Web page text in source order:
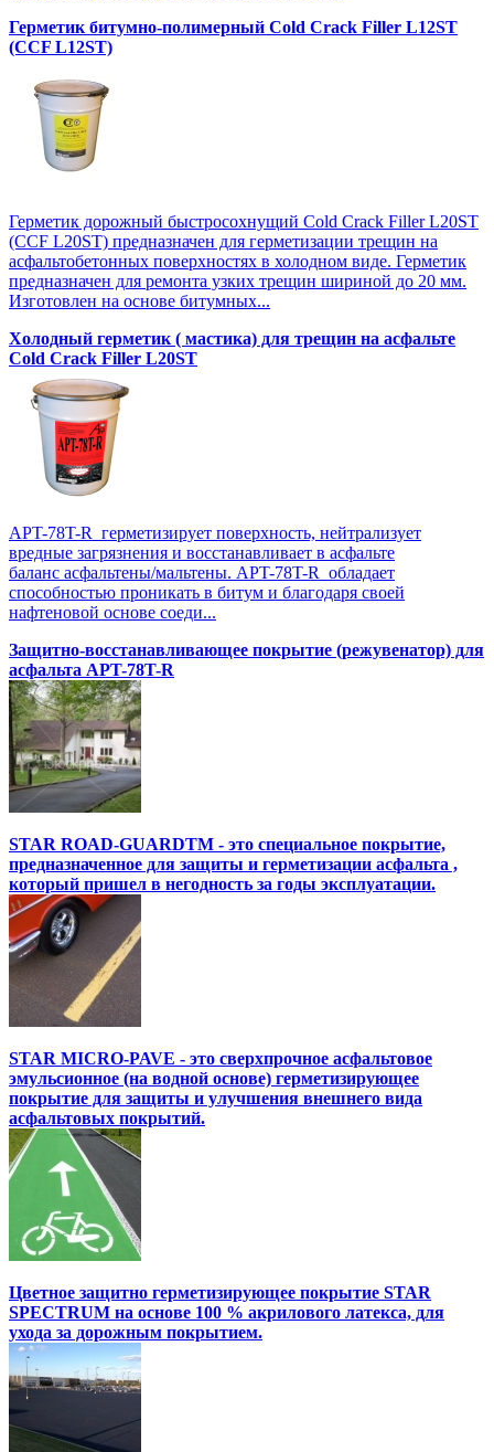
Герметик битумно-полимерный Cold Crack Filler L12SТ
(CCF L12SТ)
Герметик дорожный быстросохнущий Cold Crack Filler L20SТ
(CCF L20SТ) предназначен для герметизации трещин на
асфальтобетонных поверхностях в холодном виде. Герметик
предназначен для ремонта узких трещин шириной до 20 мм.
Изготовлен на основе битумных...
Холодный герметик ( мастика) для трещин на асфальте
Cold Crack Filler L20SТ
APT-78T-R герметизирует поверхность, нейтрализует
вредные загрязнения и восстанавливает в асфальте
баланс асфальтены/мальтены. APT-78T-R обладает
способностью проникать в битум и благодаря своей
нафтеновой основе соеди...
Защитно-восстанавливающее покрытие (режувенатор) для
асфальта APT-78T-R
STAR ROAD-GUARDTM - это специальное покрытие,
предназначенное для защиты и герметизации асфальта ,
который пришел в негодность за годы эксплуатации.
STAR MICRO-PAVE - это сверхпрочное асфальтовое
эмульсионное (на водной основе) герметизирующее
покрытие для защиты и улучшения внешнего вида
асфальтовых покрытий.
Цветное защитно герметизирующее покрытие STAR
SPECTRUM на основе 100 % акрилового латекса, для
ухода за дорожным покрытием.